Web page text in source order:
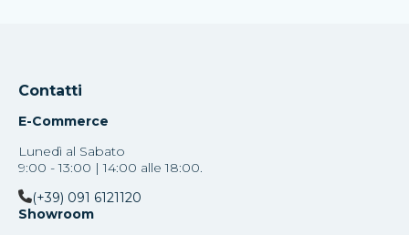
Contatti
E-Commerce
Lunedì al Sabato
9:00 - 13:00 | 14:00 alle 18:00.
(+39) 091 6121120
Showroom